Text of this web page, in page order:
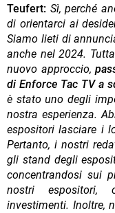
Teufert: Sì, perché
di orientarci ai
Siamo lieti di
anche nel 2024.
nuovo approccio,
di Enforce Tac TV a
è stato uno degli
nostra esperienza.
espositori lasciare i
Pertanto, i nostri
gli stand degli
concentrandosi sui
nostri espositori,
investimenti. Inoltre,